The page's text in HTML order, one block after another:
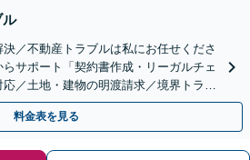
ル
決／不動産トラブルは私にお任せくださ
サポート「契約書作成・リーガルチェ
／土地・建物の明渡請求／境界トラブ
料金表を見る